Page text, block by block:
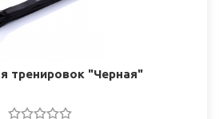
тренировок "Черная"